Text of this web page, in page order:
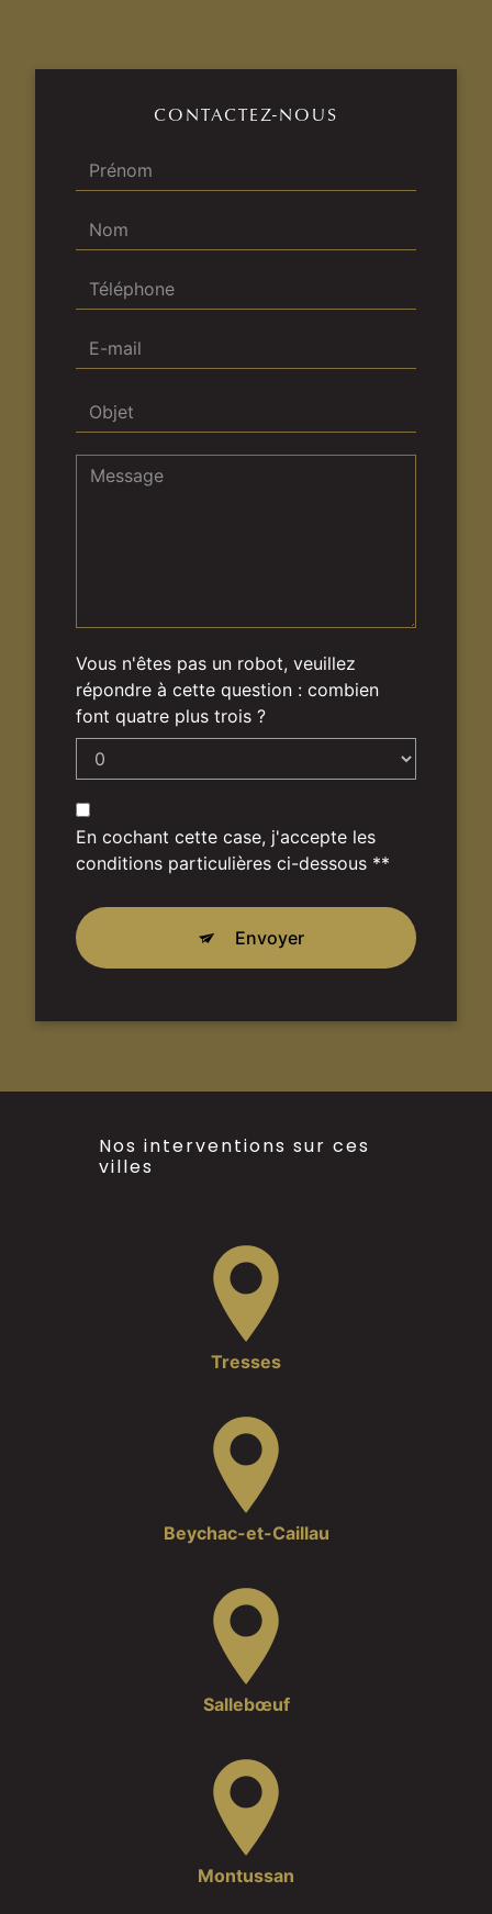
CONTACTEZ-NOUS
Vous n'êtes pas un robot, veuillez
répondre à cette question : combien
font quatre plus trois ?
En cochant cette case, j'accepte les
conditions particulières ci-dessous **
Envoyer
Nos interventions sur ces
villes
Tresses
Beychac-et-Caillau
Sallebœuf
Montussan